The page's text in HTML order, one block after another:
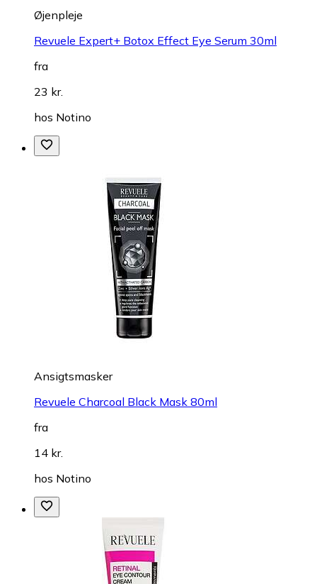
Øjenpleje
Revuele Expert+ Botox Effect Eye Serum 30ml
fra
23 kr.
hos Notino
Ansigtsmasker
Revuele Charcoal Black Mask 80ml
fra
14 kr.
hos Notino